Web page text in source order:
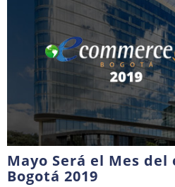
Mayo Será el Mes del
Bogotá 2019